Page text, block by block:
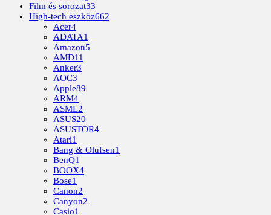
Film és sorozat33
High-tech eszköz662
Acer4
ADATA1
Amazon5
AMD11
Anker3
AOC3
Apple89
ARM4
ASML2
ASUS20
ASUSTOR4
Atari1
Bang & Olufsen1
BenQ1
BOOX4
Bose1
Canon2
Canyon2
Casio1